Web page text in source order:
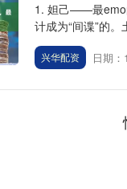
1. 妲己——最emo
计成为“间谍”的
兴华配资 日期：